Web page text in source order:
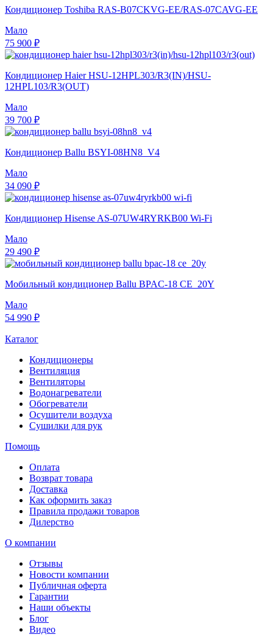
Кондиционер Toshiba RAS-B07CKVG-EE/RAS-07CAVG-EE
Мало
75 900 ₽
Кондиционер Haier HSU-12HPL303/R3(IN)/HSU-
12HPL103/R3(OUT)
Мало
39 700 ₽
Кондиционер Ballu BSYI-08HN8_V4
Мало
34 090 ₽
Кондиционер Hisense AS-07UW4RYRKB00 Wi-Fi
Мало
29 490 ₽
Мобильный кондиционер Ballu BPAC-18 CE_20Y
Мало
54 990 ₽
Каталог
Кондиционеры
Вентиляция
Вентиляторы
Водонагреватели
Обогреватели
Осушители воздуха
Сушилки для рук
Помощь
Оплата
Возврат товара
Доставка
Как оформить заказ
Правила продажи товаров
Дилерство
О компании
Отзывы
Новости компании
Публичная оферта
Гарантии
Наши объекты
Блог
Видео